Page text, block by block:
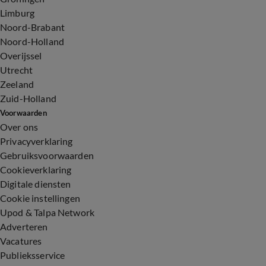
Limburg
Noord-Brabant
Noord-Holland
Overijssel
Utrecht
Zeeland
Zuid-Holland
Voorwaarden
Over ons
Privacyverklaring
Gebruiksvoorwaarden
Cookieverklaring
Digitale diensten
Cookie instellingen
Upod & Talpa Network
Adverteren
Vacatures
Publieksservice